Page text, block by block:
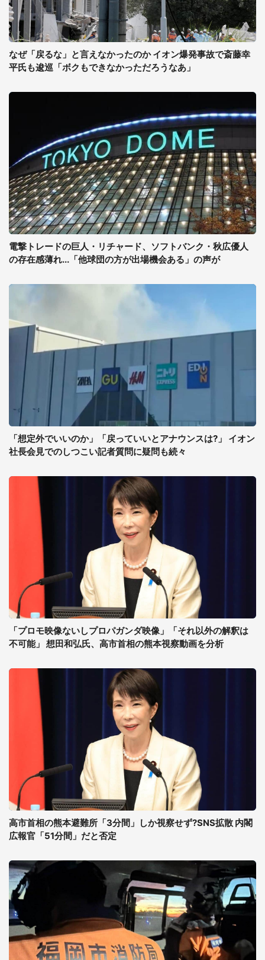
なぜ「戻るな」と言えなかったのか イオン爆発事故で斎藤幸
平氏も逡巡「ボクもできなかっただろうなあ」
電撃トレードの巨人・リチャード、ソフトバンク・秋広優人
の存在感薄れ...「他球団の方が出場機会ある」の声が
「想定外でいいのか」「戻っていいとアナウンスは?」 イオン
社長会見でのしつこい記者質問に疑問も続々
「プロモ映像ないしプロパガンダ映像」「それ以外の解釈は
不可能」 想田和弘氏、高市首相の熊本視察動画を分析
高市首相の熊本避難所「3分間」しか視察せず?SNS拡散 内閣
広報官「51分間」だと否定